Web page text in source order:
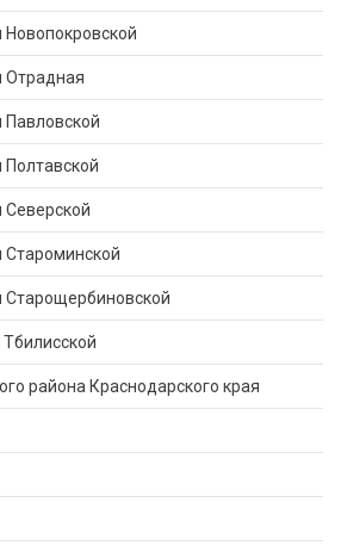
Отрадная
района Краснодарского края